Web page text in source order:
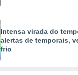
Intensa virada do
alertas de temporais,
frio